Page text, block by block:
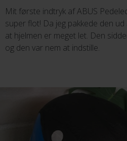
Mit første indtryk af ABUS
super flot! Da jeg pakkede den
at hjelmen er meget let. Den
og den var nem at indstille.